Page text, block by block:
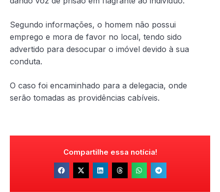
Segundo informações, o homem não possui
emprego e mora de favor no local, tendo sido
advertido para desocupar o imóvel devido à sua
conduta.
O caso foi encaminhado para a delegacia, onde
serão tomadas as providências cabíveis.
Compartilhe essa notícia!